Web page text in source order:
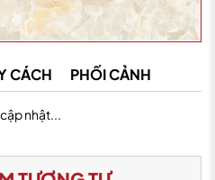
CÁCH PHỐI CẢNH
nhật...